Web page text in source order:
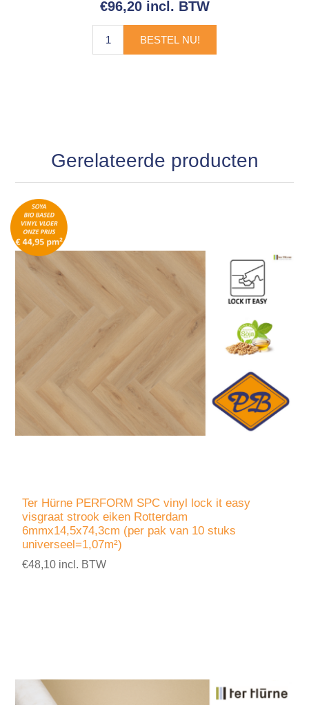
€96,20 incl. BTW
BESTEL NU!
Gerelateerde producten
Ter Hürne PERFORM SPC vinyl lock it easy
visgraat strook eiken Rotterdam
6mmx14,5x74,3cm (per pak van 10 stuks
universeel=1,07m²)
€48,10 incl. BTW